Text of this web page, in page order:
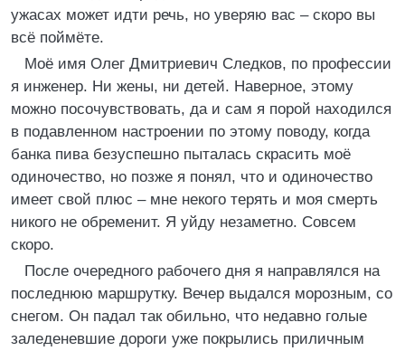
ужасах может идти речь, но уверяю вас – скоро вы
всё поймёте.
Моё имя Олег Дмитриевич Следков, по профессии
я инженер. Ни жены, ни детей. Наверное, этому
можно посочувствовать, да и сам я порой находился
в подавленном настроении по этому поводу, когда
банка пива безуспешно пыталась скрасить моё
одиночество, но позже я понял, что и одиночество
имеет свой плюс – мне некого терять и моя смерть
никого не обременит. Я уйду незаметно. Совсем
скоро.
После очередного рабочего дня я направлялся на
последнюю маршрутку. Вечер выдался морозным, со
снегом. Он падал так обильно, что недавно голые
заледеневшие дороги уже покрылись приличным